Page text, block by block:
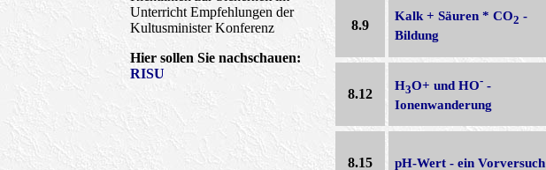
Unterricht Empfehlungen der
Kultusminister Konferenz
Hier sollen Sie nachschauen:
RISU
8.9
Kalk + Säuren * CO2 -
Bildung
8.12
H3O+ und HO- -
Ionenwanderung
8.15 pH-Wert - ein Vorversuch